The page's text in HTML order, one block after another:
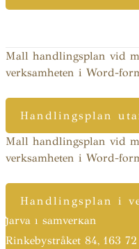
Mall handlingsplan vid
verksamheten i Word-
Handlingsplan
Mall handlingsplan vid
verksamheten i Word-
Handlingsplan i
Järva i samverkan
Rinkebystråket 84, 163